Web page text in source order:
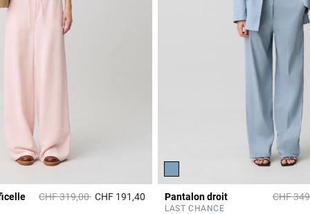
Prix réduit à partir de
CHF 319,00àCHF 191,40 3.1 out of 5 Customer Rating
Pantalon droit Prix
CHF
LAST CHANCE